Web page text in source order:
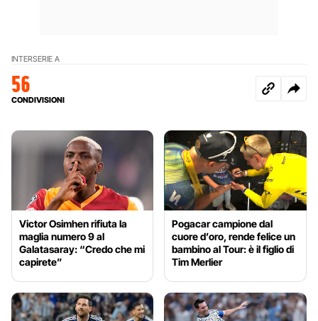
INTERSERIE A
56
CONDIVISIONI
Victor Osimhen rifiuta la
maglia numero 9 al
Galatasaray: “Credo che mi
capirete”
Pogacar campione dal
cuore d’oro, rende felice un
bambino al Tour: è il figlio di
Tim Merlier